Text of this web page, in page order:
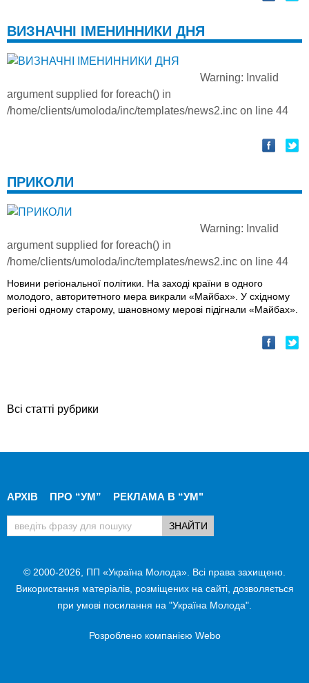
ВИЗНАЧНІ ІМЕНИННИКИ ДНЯ
Warning: Invalid
argument supplied for foreach() in
/home/clients/umoloda/inc/templates/news2.inc on line 44
ПРИКОЛИ
Warning: Invalid
argument supplied for foreach() in
/home/clients/umoloda/inc/templates/news2.inc on line 44
Новини регіональної політики. На заході країни в одного
молодого, авторитетного мера викрали «Майбах». У східному
регіоні одному старому, шановному мерові підігнали «Майбах».
Всі статті рубрики
АРХІВ ПРО “УМ” РЕКЛАМА В “УМ"
© 2000-2026, ПП «Україна Молода». Всі права захищено.
Використання матеріалів, розміщених на сайті, дозволяється
при умові посилання на "Україна Молода".
Розроблено компанією Webo